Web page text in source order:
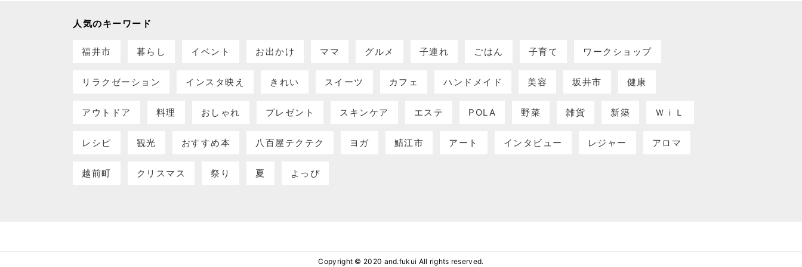
人気のキーワード
福井市 暮らし イベント お出かけ ママ グルメ 子連れ ごはん 子育て ワークショップ
リラクゼーション インスタ映え きれい スイーツ カフェ ハンドメイド 美容 坂井市 健康
アウトドア 料理 おしゃれ プレゼント スキンケア エステ POLA 野菜 雑貨 新築 ＷｉＬ
レシピ 観光 おすすめ本 八百屋テクテク ヨガ 鯖江市 アート インタビュー レジャー アロマ
越前町 クリスマス 祭り 夏 よっぴ
Copyright © 2020 and.fukui All rights reserved.